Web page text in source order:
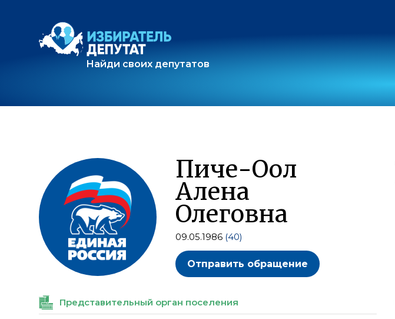
Найди своих депутатов
Пиче-Оол
Алена
Олеговна
09.05.1986 (40)
Отправить обращение
Представительный орган поселения